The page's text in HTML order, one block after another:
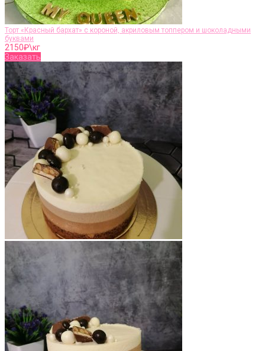
Торт «Красный бархат» с короной, акриловым топпером и шоколадными
буквами
2150₽\кг
Заказать